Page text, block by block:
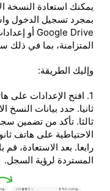
بمجرد تسجيل الدخول
المتزامنة، بما في ذلك
وإليك الطريقة:
1. افتح الإعدادات على هاتف Android وحدد Google.
ثانيا. حدد بيانات النسخ
ثالثا. تأكد من تضمين
الاحتياطية على هاتف
رابعا. بعد الاستعادة،
المستردة لرؤية السجل.